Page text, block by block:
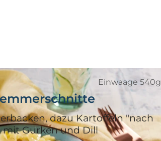
Einwaage 540g
dazu Kartoffeln "nach
mit Gurken und Dill